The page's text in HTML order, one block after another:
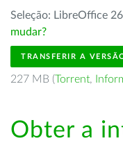
Seleção: LibreOffice
mudar?
TRANSFERIR A
227 MB (Torrent,
Obter a